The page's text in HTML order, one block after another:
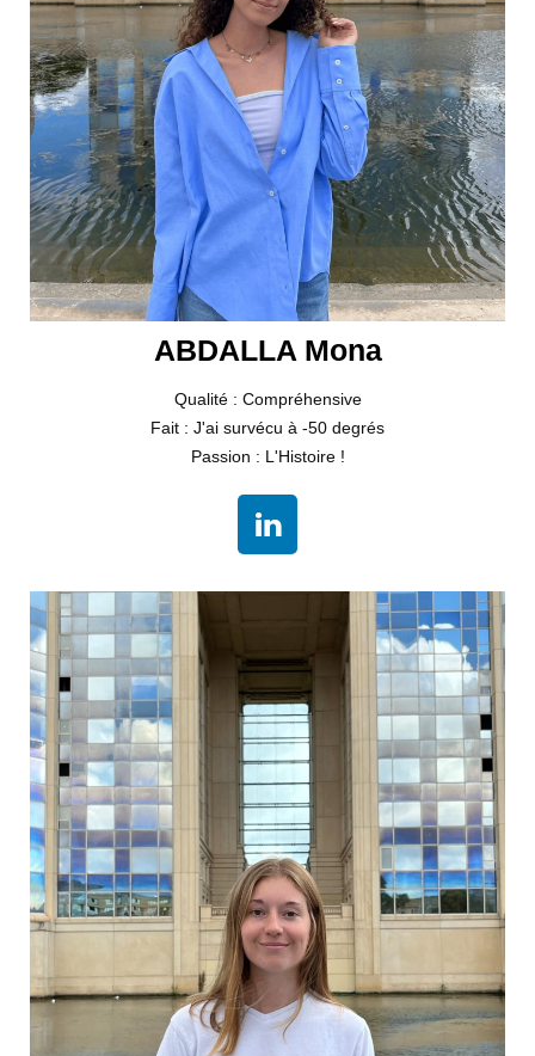
ABDALLA Mona
Qualité : Compréhensive
Fait : J'ai survécu à -50 degrés
Passion : L'Histoire !